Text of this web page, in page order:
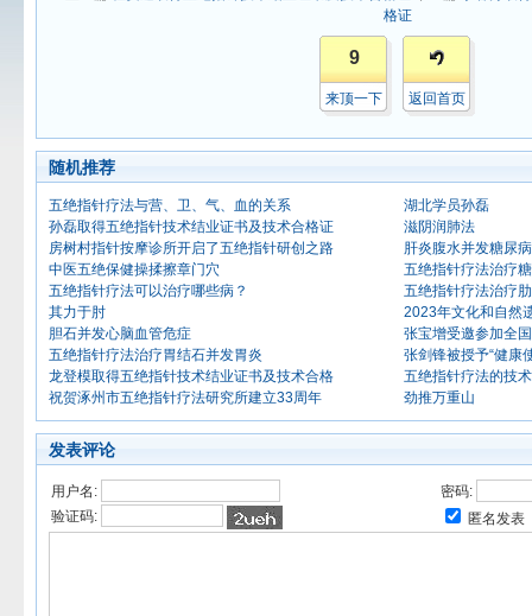
格证
9
来顶一下 返回首页
随机推荐
五绝指针疗法与营、卫、气、血的关系
孙磊取得五绝指针技术结业证书及技术合格证
房树村指针按摩诊所开启了五绝指针研创之路
中医五绝保健操揉擦章门穴
五绝指针疗法可以治疗哪些病？
其力于肘
胆石并发心脑血管危症
五绝指针疗法治疗胃结石并发胃炎
龙登模取得五绝指针技术结业证书及技术合格
祝贺涿州市五绝指针疗法研究所建立33周年
湖北学员孙磊
滋阴润肺法
肝炎腹水并发糖尿病
五绝指针疗法治疗
五绝指针疗法治疗
2023年文化和自然
张宝增受邀参加全
张剑锋被授予“健康
五绝指针疗法的技
劲推万重山
发表评论
用户名:
密码:
验证码:
匿名发表